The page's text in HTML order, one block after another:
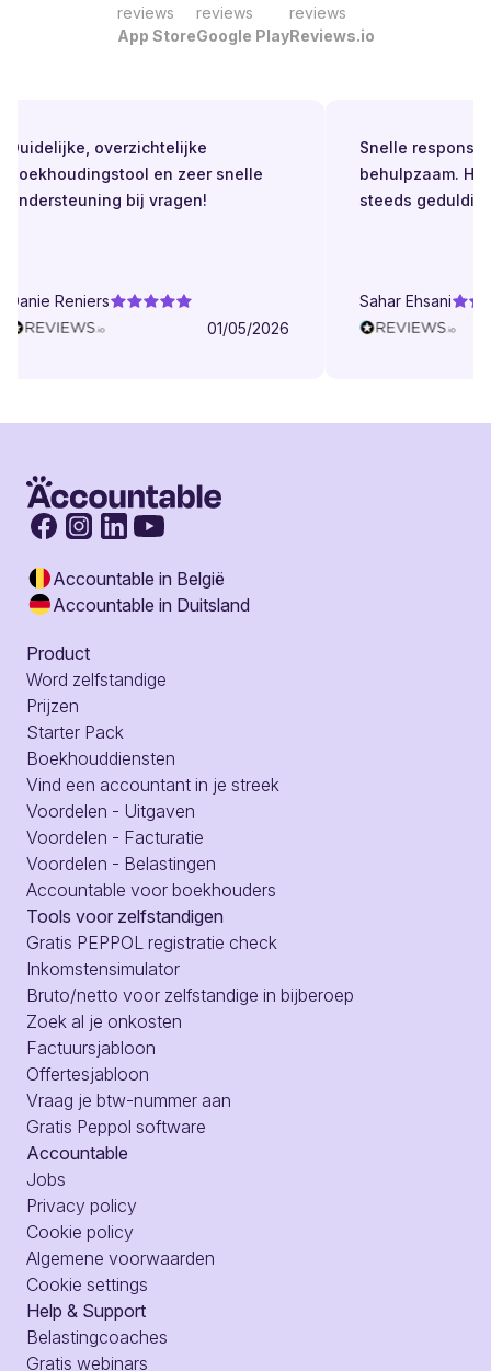
reviews
App Store
reviews
Google Play
reviews
Reviews.io
overzichtelijke
en zeer snelle
bij vragen!
Reniers
01/05/2026
Snelle respons.
behulpzaam.
steeds geduldig.
Sahar Ehsani
Accountable in België
Accountable in Duitsland
Product
Word zelfstandige
Prijzen
Starter Pack
Boekhouddiensten
Vind een accountant in je streek
Voordelen - Uitgaven
Voordelen - Facturatie
Voordelen - Belastingen
Accountable voor boekhouders
Tools voor zelfstandigen
Gratis PEPPOL registratie check
Inkomstensimulator
Bruto/netto voor zelfstandige in bijberoep
Zoek al je onkosten
Factuursjabloon
Offertesjabloon
Vraag je btw-nummer aan
Gratis Peppol software
Accountable
Jobs
Privacy policy
Cookie policy
Algemene voorwaarden
Cookie settings
Help & Support
Belastingcoaches
Gratis webinars